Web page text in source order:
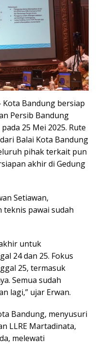
Kota Bandung bersiap
Persib Bandung
25 Mei 2025. Rute
Balai Kota Bandung
pihak terkait pun
akhir di Gedung
Setiawan,
pawai sudah
untuk
24 dan 25. Fokus
25, termasuk
Semua sudah
lagi,” ujar Erwan.
Bandung, menyusuri
LLRE Martadinata,
melewati